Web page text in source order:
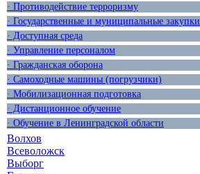
· Противодействие терроризму
· Государственные и муниципальные закупки
· Доступная среда
· Управление персоналом
· Гражданская оборона
· Самоходные машины (погрузчики)
· Мобилизационная подготовка
· Дистанционное обучение
· Обучение в Ленинградской области
Волхов
Всеволожск
Выборг